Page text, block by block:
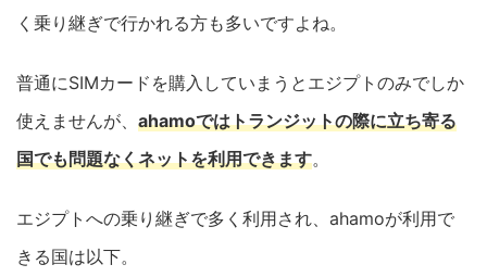
く乗り継ぎで行かれる方も多いですよね。
普通にSIMカードを購入していまうとエジプトのみでしか
使えませんが、 ahamoではトランジットの際に立ち寄る
国でも問題なくネットを利用できます。
エジプトへの乗り継ぎで多く利用され、ahamoが利用で
きる国は以下。